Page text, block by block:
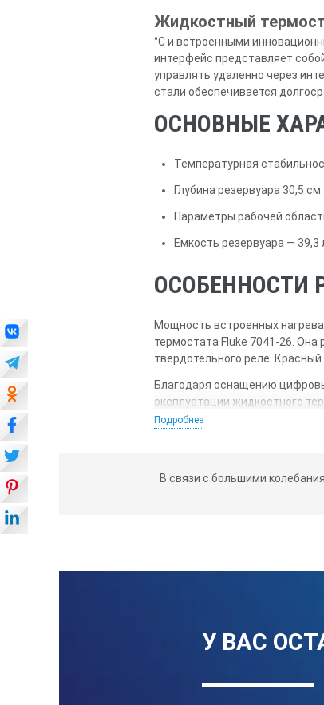
Жидкостный
°C и встроенными
интерфейс представляет
управлять удаленно через
стали обеспечивается
ОСНОВНЫЕ
Температурная
Глубина резервуара 30,5 см.
Параметры рабочей
Емкость резервуара — 39,3
ОСОБЕННОСТИ
Мощность встроенных
термостата Fluke 7041-26.
твердотельного реле.
Благодаря оснащению
эксплуатации жидкостного
которые программируются с
Интерфейс RS-232 позволяет
ванны, получать доступ к
Стабильность
Подробнее
В связи с большими
У ВАС